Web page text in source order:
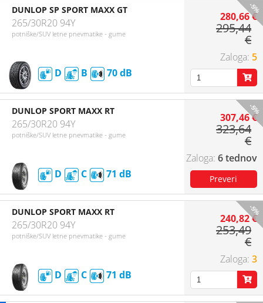
-5%
DUNLOP SP SPORT MAXX GT
265/30R20 94Y
potniške/SUV letne pnevmatike - gume
D B 70
280,66 €
295,44
€
5
-5%
DUNLOP SPORT MAXX RT
265/30R20 94Y
potniške/SUV letne pnevmatike - gume
D C 71
307,46 €
323,64
€
6 tednov
-5%
DUNLOP SPORT MAXX RT
265/30R20 94Y
potniške/SUV letne pnevmatike - gume
D C 71
240,82 €
253,49
€
3